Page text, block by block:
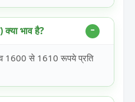
भाव है?
1600 से 1610 रूपये प्रति